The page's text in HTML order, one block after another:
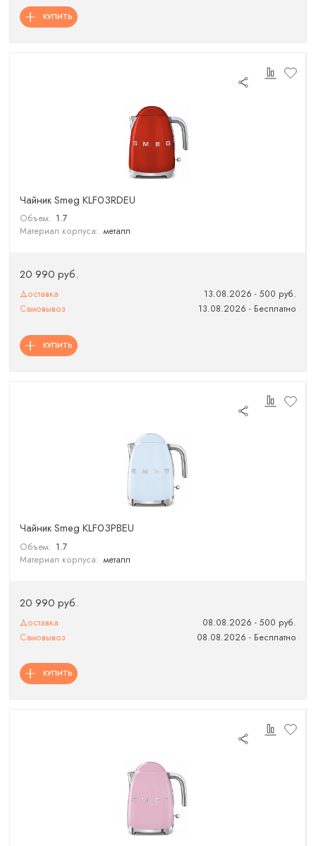
КУПИТЬ
Чайник Smeg KLF03RDEU
Объем: 1.7
Материал корпуса: металл
20 990 руб.
Доставка
13.08.2026 - 500 руб.
Самовывоз
13.08.2026 - Бесплатно
КУПИТЬ
Чайник Smeg KLF03PBEU
Объем: 1.7
Материал корпуса: металл
20 990 руб.
Доставка
08.08.2026 - 500 руб.
Самовывоз
08.08.2026 - Бесплатно
КУПИТЬ